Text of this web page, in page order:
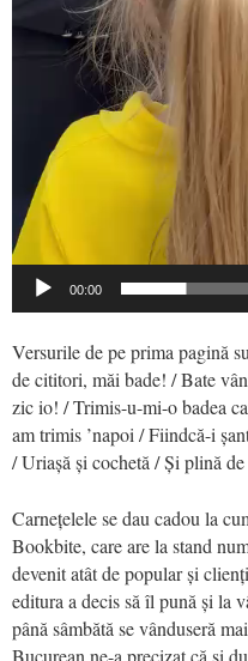
00:00
Versurile de pe prima pagină
de cititori, măi bade! / Bate
zic io! / Trimis-u-mi-o badea
am trimis ’napoi / Fiindcă-i
/ Uriașă și cochetă / Și plină
Carneţelele se dau cadou la
Bookbite, care are la stand
devenit atât de popular şi
editura a decis să îl pună şi la
până sâmbătă se vânduseră
Bucurean ne-a precizat că şi